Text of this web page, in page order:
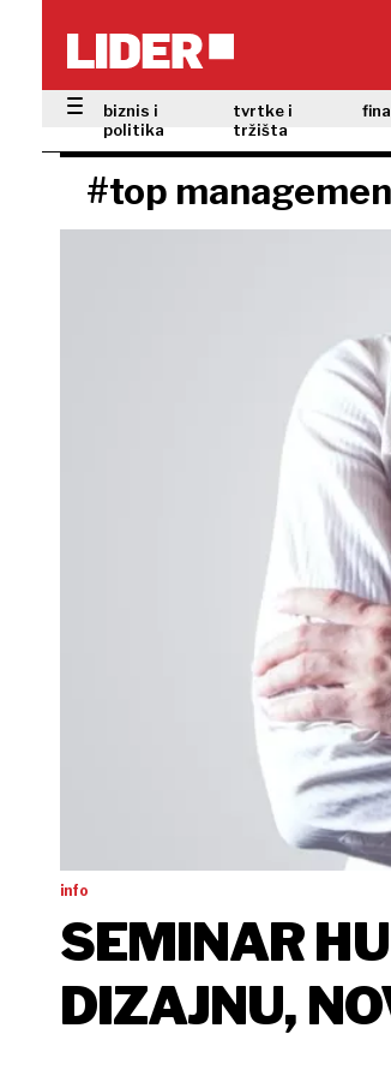
biznis i
politika
tvrtke i
tržišta
#top
info
SEMINAR
DIZAJNU,